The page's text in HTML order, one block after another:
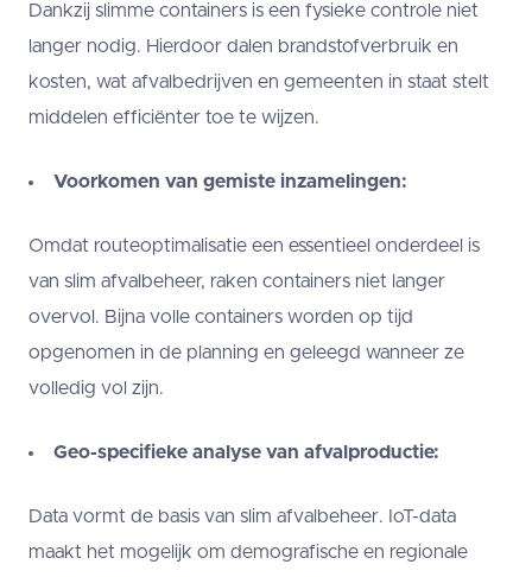
Dankzij slimme containers is een fysieke controle niet
langer nodig. Hierdoor dalen brandstofverbruik en
kosten, wat afvalbedrijven en gemeenten in staat stelt
middelen efficiënter toe te wijzen.
Voorkomen van gemiste inzamelingen:
Omdat routeoptimalisatie een essentieel onderdeel is
van slim afvalbeheer, raken containers niet langer
overvol. Bijna volle containers worden op tijd
opgenomen in de planning en geleegd wanneer ze
volledig vol zijn.
Geo-specifieke analyse van afvalproductie:
Data vormt de basis van slim afvalbeheer. IoT-data
maakt het mogelijk om demografische en regionale